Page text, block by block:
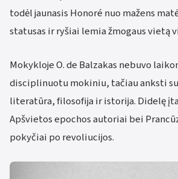
todėl jaunasis Honoré nuo mažens
statusas ir ryšiai lemia žmogaus vietą
Mokykloje O. de Balzakas nebuvo
disciplinuotu mokiniu, tačiau anksti
literatūra, filosofija ir istorija. Didelę
Apšvietos epochos autoriai bei
pokyčiai po revoliucijos.